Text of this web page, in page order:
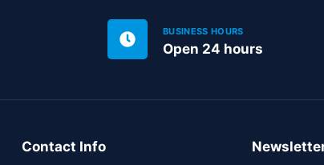
BUSINESS HOURS
Open 24 hours
Contact Info